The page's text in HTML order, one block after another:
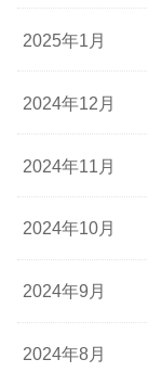
2025年1月
2024年12月
2024年11月
2024年10月
2024年9月
2024年8月